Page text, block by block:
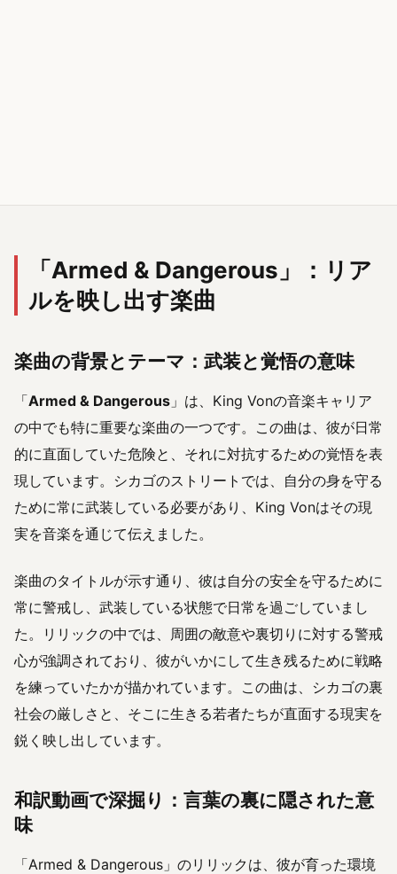
「Armed & Dangerous」：リア
ルを映し出す楽曲
楽曲の背景とテーマ：武装と覚悟の意味
「Armed & Dangerous 」は、King Vonの音楽キャリア
の中でも特に重要な楽曲の一つです。この曲は、彼が日常
的に直面していた危険と、それに対抗するための覚悟を表
現しています。シカゴのストリートでは、自分の身を守る
ために常に武装している必要があり、King Vonはその現
実を音楽を通じて伝えました。
楽曲のタイトルが示す通り、彼は自分の安全を守るために
常に警戒し、武装している状態で日常を過ごしていまし
た。リリックの中では、周囲の敵意や裏切りに対する警戒
心が強調されており、彼がいかにして生き残るために戦略
を練っていたかが描かれています。この曲は、シカゴの裏
社会の厳しさと、そこに生きる若者たちが直面する現実を
鋭く映し出しています。
和訳動画で深掘り：言葉の裏に隠された意
味
「Armed & Dangerous」のリリックは、彼が育った環境